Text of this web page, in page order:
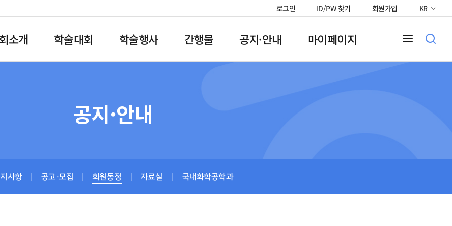
로그인 ID/PW 찾기 회원가입 KR
소개 학술대회 학술행사 간행물 공지·안내 마이페이지
공지·안내
사항 공고·모집 회원동정 자료실 국내화학공학과